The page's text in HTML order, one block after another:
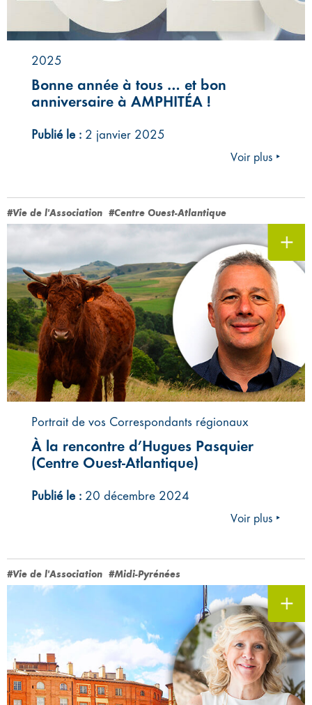
2025
Bonne année à tous … et bon
anniversaire à AMPHITÉA !
Publié le : 2 janvier 2025
Voir plus ‣
#Vie de l'Association #Centre Ouest-Atlantique
Portrait de vos Correspondants régionaux
À la rencontre d’Hugues Pasquier
(Centre Ouest-Atlantique)
Publié le : 20 décembre 2024
Voir plus ‣
#Vie de l'Association #Midi-Pyrénées